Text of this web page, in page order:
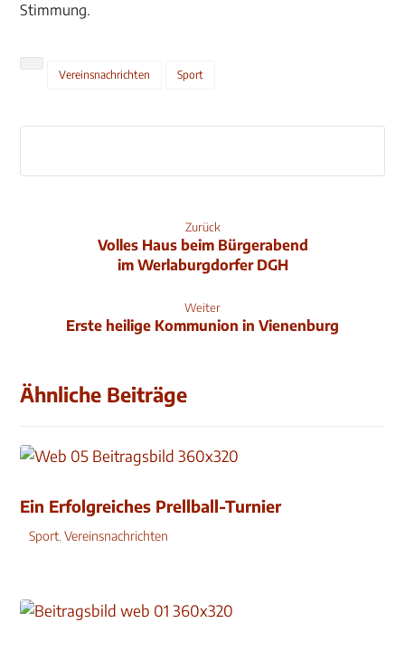
Stimmung.
Vereinsnachrichten Sport
Zurück
Volles Haus beim Bürgerabend
im Werlaburgdorfer DGH
Weiter
Erste heilige Kommunion in Vienenburg
Ähnliche Beiträge
Ein Erfolgreiches Prellball-Turnier
Sport,Vereinsnachrichten